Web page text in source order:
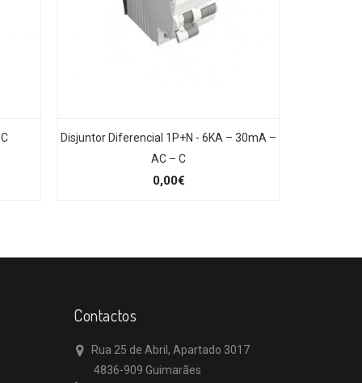
Disjuntor Diferencial 1P+N - 6KA – 30mA –
AC – C
0,00€
Contactos
Rua 25 de Abril, Apartado 3017
4836-909 Guimarães